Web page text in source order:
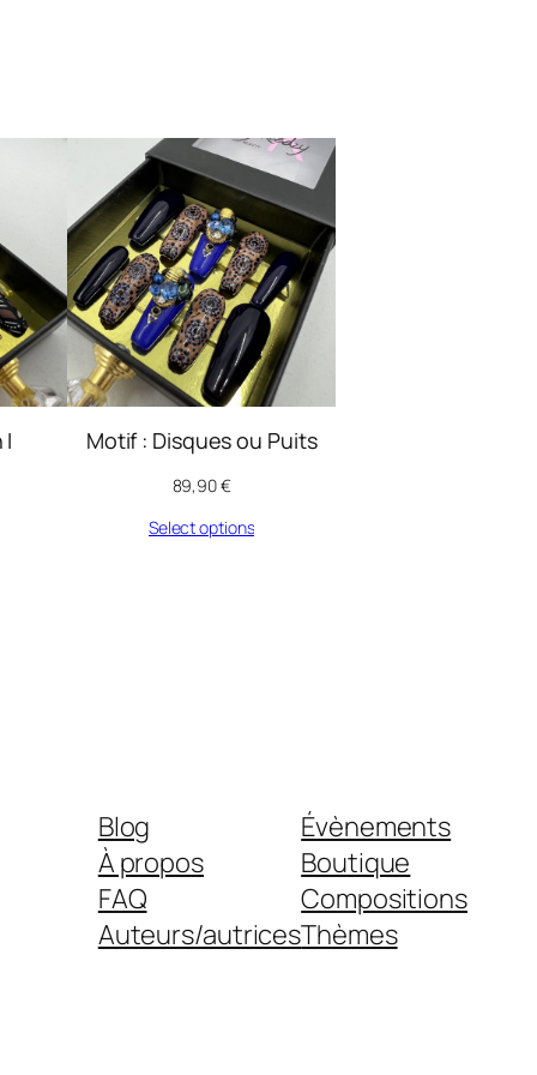
I Motif : Disques ou Puits
89,90€
Select options
Blog
À propos
FAQ
Auteurs/autrices
Évènements
Boutique
Compositions
Thèmes